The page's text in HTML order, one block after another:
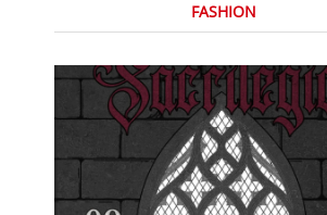
FASHION